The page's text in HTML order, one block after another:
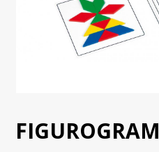
FIGUROGRAM